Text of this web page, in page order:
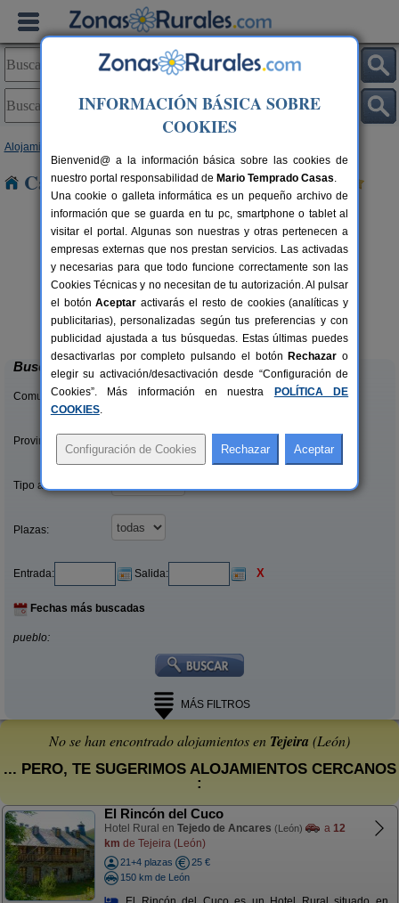
Alojamientos
Casas Rurales cerca de Tejeira
8+1 pers.
desde27 €
Complejo Rural Aguas Frías
La Omañuela (León)
Buscar
Comunidades:
Provincias/Islas:
Tipo alquiler:
Plazas:
Entrada: Salida: X
Fechas más buscadas
pueblo:
MÁS FILTROS
No se han encontrado alojamientos en Tejeira (León)
... PERO, TE SUGERIMOS ALOJAMIENTOS CERCANOS
:
El Rincón del Cuco
Hotel Rural en Tejedo de Ancares (León) a 12
km de Tejeira (León)
21+4 plazas
25 €
150 km de León
INFORMACIÓN BÁSICA SOBRE
COOKIES
Bienvenid@ a la información básica sobre las cookies de
nuestro portal responsabilidad de Mario Temprado Casas.
Una cookie o galleta informática es un pequeño archivo de
información que se guarda en tu pc, smartphone o tablet al
visitar el portal. Algunas son nuestras y otras pertenecen a
empresas externas que nos prestan servicios. Las activadas
y necesarias para que todo funcione correctamente son las
Cookies Técnicas y no necesitan de tu autorización. Al pulsar
el botónAceptar activarás el resto de cookies (analíticas y
publicitarias), personalizadas según tus preferencias y con
publicidad ajustada a tus búsquedas. Estas últimas puedes
desactivarlas por completo pulsando el botón Rechazar o
elegir su activación/desactivación desde “Configuración de
Cookies”. Más información en nuestra
POLÍTICA DE
COOKIES.